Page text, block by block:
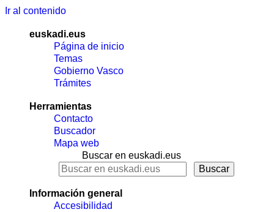
Ir al contenido
euskadi.eus
Página de inicio
Temas
Gobierno Vasco
Trámites
Herramientas
Contacto
Buscador
Mapa web
Buscar en euskadi.eus
Información general
Accesibilidad